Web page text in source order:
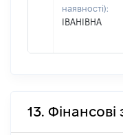
наявності):
ІВАНІВНА
13.